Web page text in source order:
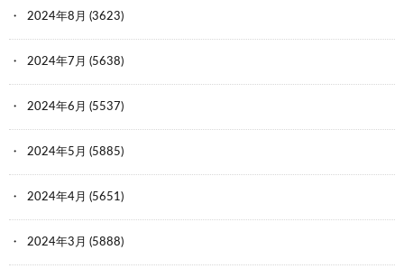
2024年8月 (3623)
2024年7月 (5638)
2024年6月 (5537)
2024年5月 (5885)
2024年4月 (5651)
2024年3月 (5888)